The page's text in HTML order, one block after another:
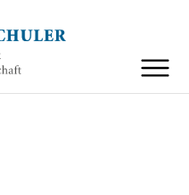
Menü öffnen